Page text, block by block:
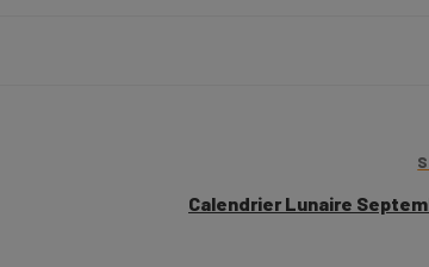
Calendrier Lunaire